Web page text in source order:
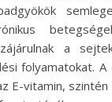
a
folyamatokat. A
E-vitamin,